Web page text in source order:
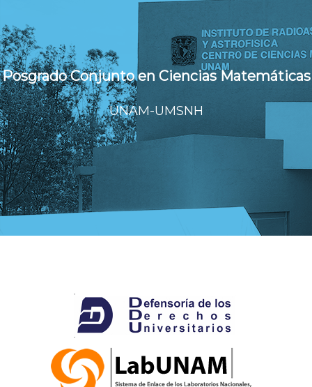
Posgrado Conjunto en Ciencias Matemáticas
UNAM-UMSNH